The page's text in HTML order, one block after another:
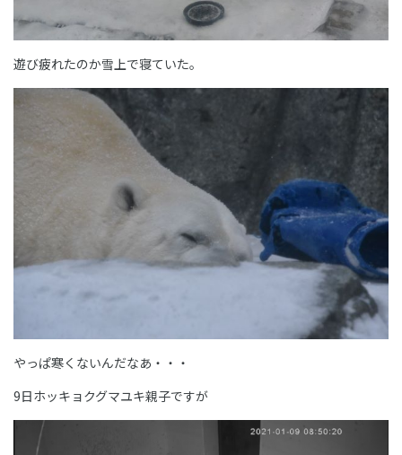
遊び疲れたのか雪上で寝ていた。
やっぱ寒くないんだなあ・・・
9日ホッキョクグマユキ親子ですが